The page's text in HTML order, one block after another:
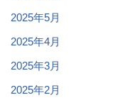
2025年5月
2025年4月
2025年3月
2025年2月